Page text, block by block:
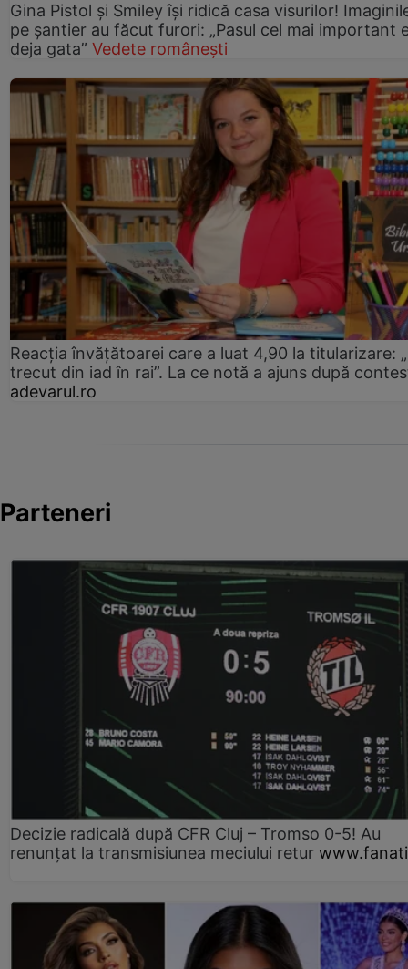
Gina Pistol și Smiley își ridică casa visurilor!
pe șantier au făcut furori: „Pasul cel mai important
deja gata” Vedete românești
Reacția învățătoarei care a luat 4,90 la titularizare:
trecut din iad în rai”. La ce notă a ajuns după
adevarul.ro
Parteneri
Decizie radicală după CFR Cluj – Tromso 0-5! Au
renunțat la transmisiunea meciului retur